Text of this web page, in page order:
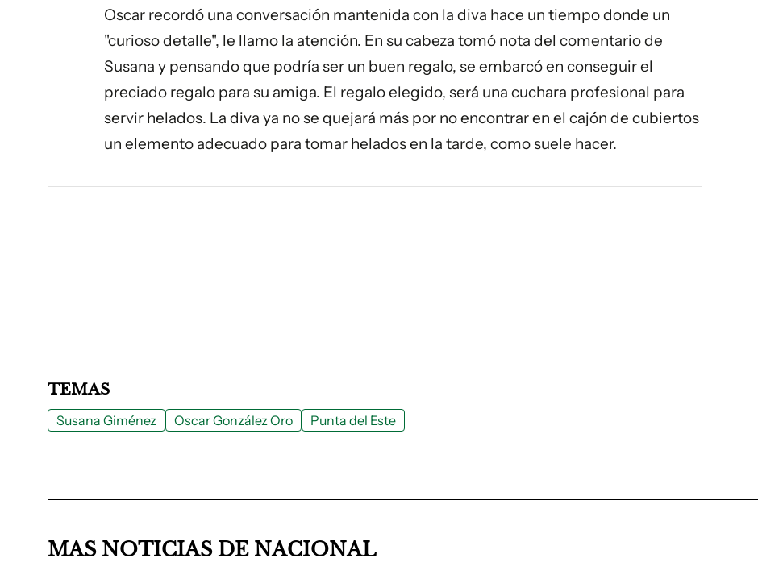
Oscar recordó una conversación mantenida con la diva hace un tiempo donde un
"curioso detalle", le llamo la atención. En su cabeza tomó nota del comentario de
Susana y pensando que podría ser un buen regalo, se embarcó en conseguir el
preciado regalo para su amiga. El regalo elegido, será una cuchara profesional para
servir helados. La diva ya no se quejará más por no encontrar en el cajón de cubiertos
un elemento adecuado para tomar helados en la tarde, como suele hacer.
TEMAS
Susana Giménez Oscar González Oro Punta del Este
MAS NOTICIAS DE NACIONAL